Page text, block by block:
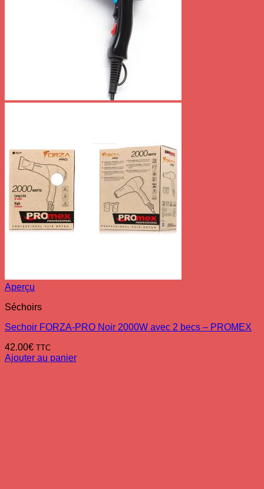
Aperçu
Séchoirs
Sechoir FORZA-PRO Noir 2000W avec 2 becs – PROMEX
42.00€ TTC
Ajouter au panier